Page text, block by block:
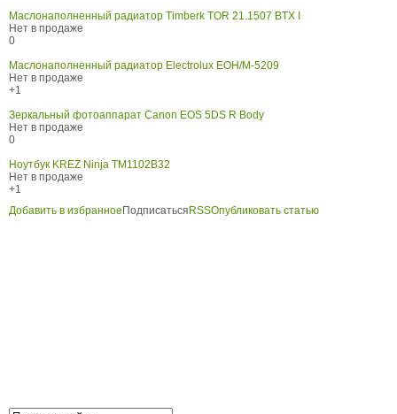
Маслонаполненный радиатор Timberk TOR 21.1507 BTX I
Нет в продаже
0
Маслонаполненный радиатор Electrolux EOH/M-5209
Нет в продаже
+1
Зеркальный фотоаппарат Canon EOS 5DS R Body
Нет в продаже
0
Ноутбук KREZ Ninja TM1102B32
Нет в продаже
+1
Добавить в избранное Подписаться RSSОпубликовать статью